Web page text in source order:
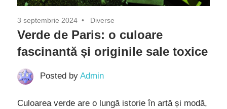
3 septembrie 2024 Diverse
Verde de Paris: o culoare
fascinantă și originile sale toxice
Posted by Admin
Culoarea verde are o lungă istorie în artă și modă,